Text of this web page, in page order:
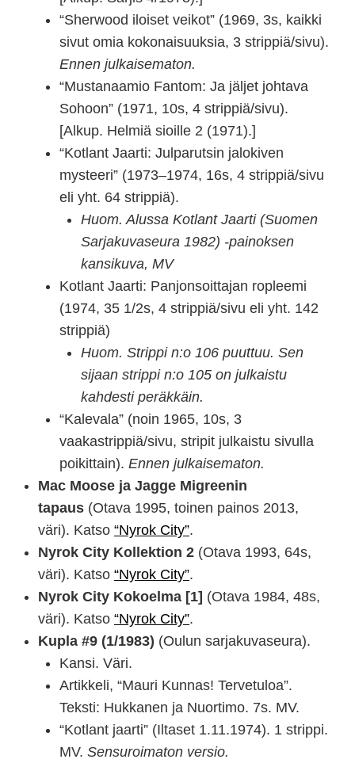
“Sherwood iloiset veikot” (1969, 3s, kaikki
sivut omia kokonaisuuksia, 3 strippiä/sivu).
Ennen julkaisematon.
“Mustanaamio Fantom: Ja jäljet johtava
Sohoon” (1971, 10s, 4 strippiä/sivu).
[Alkup. Helmiä sioille 2 (1971).]
“Kotlant Jaarti: Julparutsin jalokiven
mysteeri” (1973–1974, 16s, 4 strippiä/sivu
eli yht. 64 strippiä).
Huom. Alussa Kotlant Jaarti (Suomen
Sarjakuvaseura 1982) -painoksen
kansikuva, MV
Kotlant Jaarti: Panjonsoittajan ropleemi
(1974, 35 1/2s, 4 strippiä/sivu eli yht. 142
strippiä)
Huom. Strippi n:o 106 puuttuu. Sen
sijaan strippi n:o 105 on julkaistu
kahdesti peräkkäin.
“Kalevala” (noin 1965, 10s, 3
vaakastrippiä/sivu, stripit julkaistu sivulla
poikittain). Ennen julkaisematon.
Mac Moose ja Jagge Migreenin
tapaus (Otava 1995, toinen painos 2013,
väri). Katso “Nyrok City”.
Nyrok City Kollektion 2 (Otava 1993, 64s,
väri). Katso “Nyrok City”.
Nyrok City Kokoelma [1] (Otava 1984, 48s,
väri). Katso “Nyrok City”.
Kupla #9 (1/1983) (Oulun sarjakuvaseura).
Kansi. Väri.
Artikkeli, “Mauri Kunnas! Tervetuloa”.
Teksti: Hukkanen ja Nuortimo. 7s. MV.
“Kotlant jaarti” (Iltaset 1.11.1974). 1 strippi.
MV. Sensuroimaton versio.